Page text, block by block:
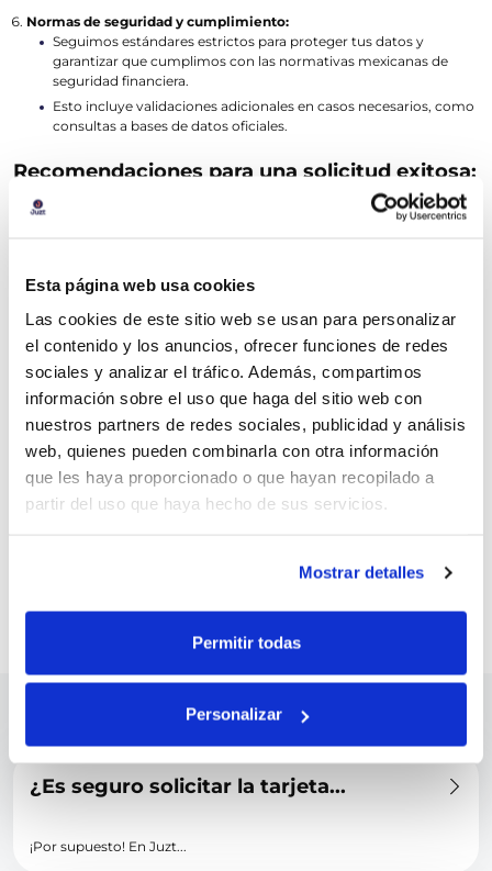
Esta página web usa cookies
Las cookies de este sitio web se usan para personalizar
el contenido y los anuncios, ofrecer funciones de redes
sociales y analizar el tráfico. Además, compartimos
información sobre el uso que haga del sitio web con
nuestros partners de redes sociales, publicidad y análisis
web, quienes pueden combinarla con otra información
que les haya proporcionado o que hayan recopilado a
partir del uso que haya hecho de sus servicios.
Mostrar detalles
Permitir todas
Personalizar
Normas de seguridad y cumplimiento:
Seguimos estándares estrictos para proteger tus datos y
garantizar que cumplimos con las normativas mexicanas de
seguridad financiera.
Esto incluye validaciones adicionales en casos necesarios, como
consultas a bases de datos oficiales.
Recomendaciones para una solicitud exitosa:
Proporciona información completa y veraz:
Esto facilita el análisis
coincidir con los registrados oficialmente.
Cuida tu historial crediticio: Si no tienes uno, considera comenzar
Revisa tus compromisos financieros actuales:
existentes puede mejorar tus posibilidades de aprobación.
En caso de que tu solicitud no sea aprobada en este momento, no te
preocupes. Podrás intentarlo de nuevo después de 90 días. Durante
ese tiempo, puedes trabajar en fortalecer tu historial crediticio y
mejorar tu perfil financiero.
VOLVER
Podrías estar interesado en
¿Es seguro solicitar la tarjeta...
¡Por supuesto! En Juzt...